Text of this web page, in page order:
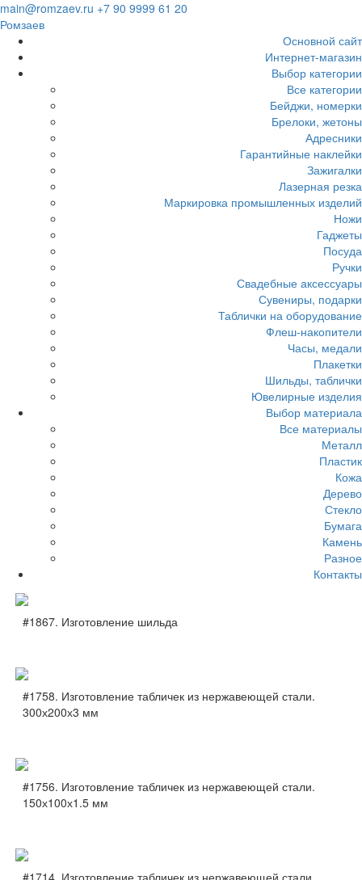
Загрузка...
main@romzaev.ru +7 90 9999 61 20
Ромзаев
Основной сайт
Интернет-магазин
Выбор категории
Все категории
Бейджи, номерки
Брелоки, жетоны
Адресники
Гарантийные наклейки
Зажигалки
Лазерная резка
Маркировка промышленных изделий
Ножи
Гаджеты
Посуда
Ручки
Свадебные аксессуары
Сувениры, подарки
Таблички на оборудование
Флеш-накопители
Часы, медали
Плакетки
Шильды, таблички
Ювелирные изделия
Выбор материала
Все материалы
Металл
Пластик
Кожа
Дерево
Стекло
Бумага
Камень
Разное
Контакты
#1867. Изготовление шильда
#1758. Изготовление табличек из нержавеющей стали.
300х200х3 мм
#1756. Изготовление табличек из нержавеющей стали.
150х100х1.5 мм
#1714. Изготовление табличек из нержавеющей стали.